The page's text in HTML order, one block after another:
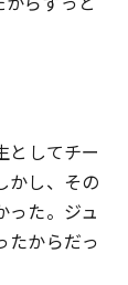
としてチー
かし、その
った。ジュ
たからだっ